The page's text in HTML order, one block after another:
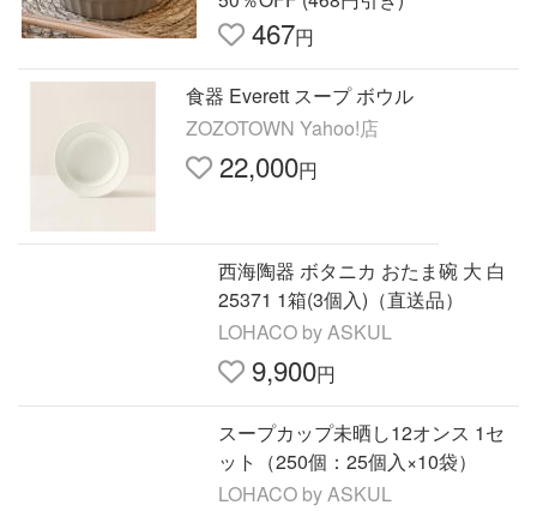
467円
食器 Everett スープ ボウル
ZOZOTOWN Yahoo!店
22,000円
西海陶器 ボタニカ おたま碗 大 白
25371 1箱(3個入)（直送品）
LOHACO by ASKUL
9,900円
スープカップ未晒し12オンス 1セ
ット（250個：25個入×10袋）
LOHACO by ASKUL